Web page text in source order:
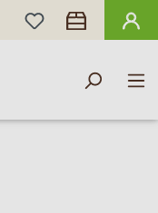
HAI 0 ARTICOLI